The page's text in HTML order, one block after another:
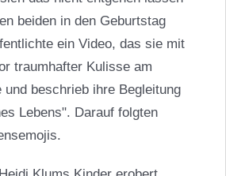
beiden in den Geburtstag
ein Video, das sie mit
traumhafter Kulisse am
beschrieb ihre Begleitung
Lebens". Darauf folgten